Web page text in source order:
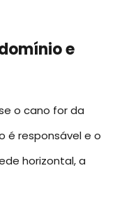
e
o cano for da
é responsável e o
horizontal, a